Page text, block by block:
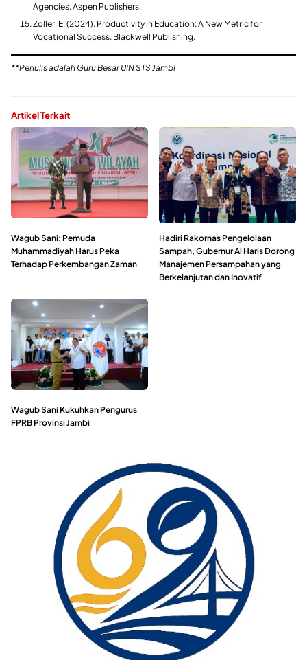
Agencies. Aspen Publishers.
Zoller, E. (2024). Productivity in Education: A New Metric for
Vocational Success. Blackwell Publishing.
**Penulis adalah Guru Besar UIN STS Jambi
Artikel Terkait
Wagub Sani: Pemuda
Muhammadiyah Harus Peka
Terhadap Perkembangan Zaman
Hadiri Rakornas Pengelolaan
Sampah, Gubernur Al Haris Dorong
Manajemen Persampahan yang
Berkelanjutan dan Inovatif
Wagub Sani Kukuhkan Pengurus
FPRB Provinsi Jambi